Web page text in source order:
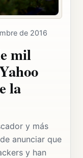
de 2016
mil
la
y más
anunciar que
y han